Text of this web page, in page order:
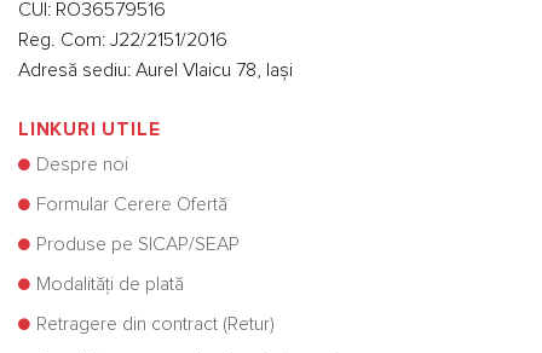
CUI: RO36579516
Reg. Com: J22/2151/2016
Adresă sediu: Aurel Vlaicu 78, Iași
LINKURI UTILE
Despre noi
Formular Cerere Ofertă
Produse pe SICAP/SEAP
Modalități de plată
Retragere din contract (Retur)